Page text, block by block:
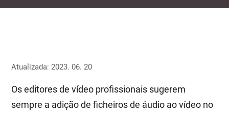
Atualizada: 2023. 06. 20
Os editores de vídeo profissionais sugerem
sempre a adição de ficheiros de áudio ao vídeo no